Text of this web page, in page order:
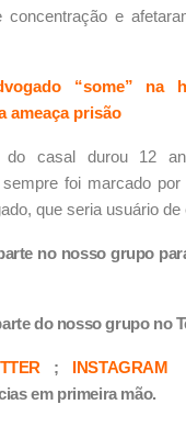
concentração e
“some” na
ameaça prisão
do casal durou 12
foi marcado
que seria usuário de
no nosso grupo
do nosso grupo no
; INSTAGRAM
em primeira mão.